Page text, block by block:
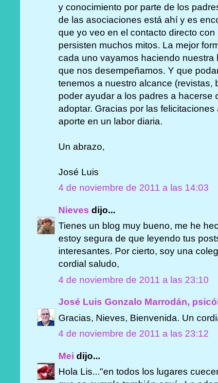
y conocimiento por parte de los
de las asociaciones está ahí y es
que yo veo en el contacto directo
persisten muchos mitos. La mejor
cada uno vayamos haciendo nuestra
que nos desempeñamos. Y que
tenemos a nuestro alcance (revistas,
poder ayudar a los padres a
adoptar. Gracias por las
aporte en un labor diaria.
Un abrazo,
José Luis
4 de noviembre de 2011 a las 14:03
Nieves dijo...
Tienes un blog muy bueno, me he
estoy segura de que leyendo tus
interesantes. Por cierto, soy una
cordial saludo,
4 de noviembre de 2011 a las 23:10
José Luis Gonzalo Marrodán,
Gracias, Nieves, Bienvenida. Un
4 de noviembre de 2011 a las 23:12
Mei dijo...
Hola Lis..."en todos los lugares